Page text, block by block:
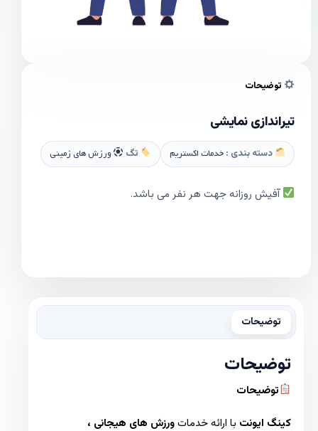
توضیحات
تیراندازی نمایشی
دسته بندی : خدمات اکستریم تگ ورزش های زمینی
آفیش روزانه جهت هر نفر می باشد.
توضیحات
توضیحات
توضیحات
کینگ ایونت با ارائه خدماتورزش های هیجانی ،